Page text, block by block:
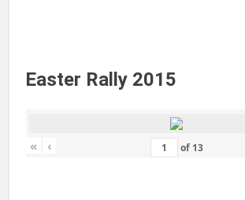
Easter Rally 2015
« ‹ of 13